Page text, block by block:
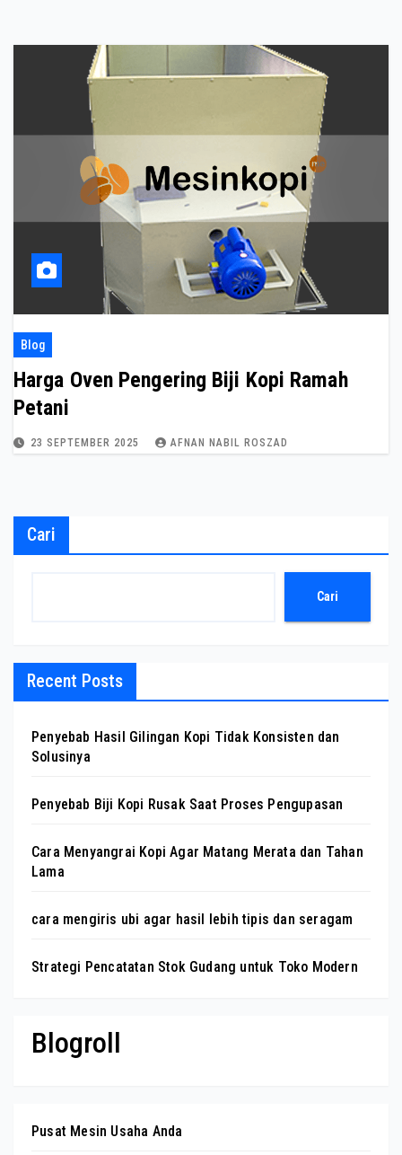
Blog
Harga Oven Pengering Biji Kopi Ramah
Petani
23 SEPTEMBER 2025 AFNAN NABIL ROSZAD
Cari
Cari
Recent Posts
Penyebab Hasil Gilingan Kopi Tidak Konsisten dan
Solusinya
Penyebab Biji Kopi Rusak Saat Proses Pengupasan
Cara Menyangrai Kopi Agar Matang Merata dan Tahan
Lama
cara mengiris ubi agar hasil lebih tipis dan seragam
Strategi Pencatatan Stok Gudang untuk Toko Modern
Blogroll
Pusat Mesin Usaha Anda